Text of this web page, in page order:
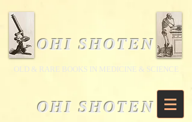
OHI SHOTEN
​OLD & RARE BOOKS IN MEDICINE & SCIENCE
OHI SHOTEN